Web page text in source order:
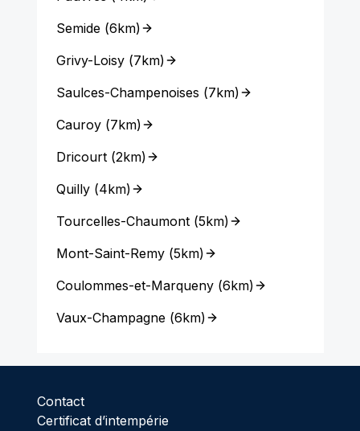
Semide(6km)
Grivy-Loisy(7km)
Saulces-Champenoises (7km)
Cauroy(7km)
Dricourt(2km)
Quilly(4km)
Tourcelles-Chaumont(5km)
Mont-Saint-Remy(5km)
Coulommes-et-Marqueny(6km)
Vaux-Champagne(6km)
Contact
Certificat d’intempérie